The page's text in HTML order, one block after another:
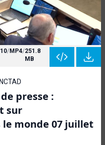
/MP4/251.8
MB
presse :
sur
monde 07 juillet